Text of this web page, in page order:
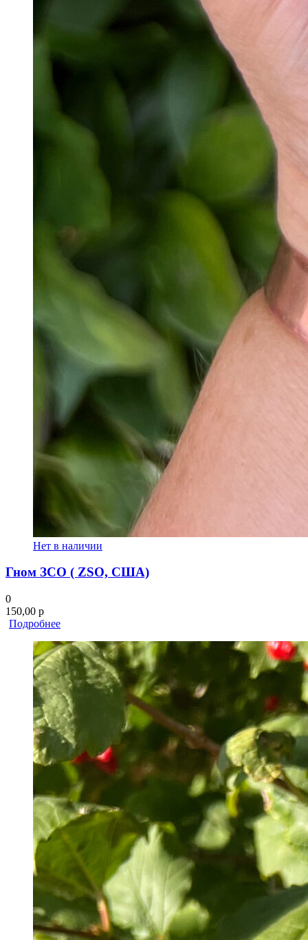
Нет в наличии
Гном ЗСО ( ZSO, США)
0
150,00 р
Подробнее